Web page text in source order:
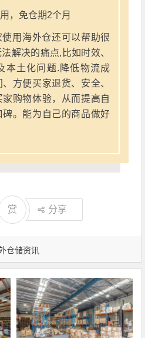
仓储资讯
，免仓期2个月
用海外仓还可以帮助很
解决的痛点,比如时效、
本土化问题.降低物流成
方便买家退货、安全、
购物体验，从而提高自
碑。能为自己的商品做好
赏 分享